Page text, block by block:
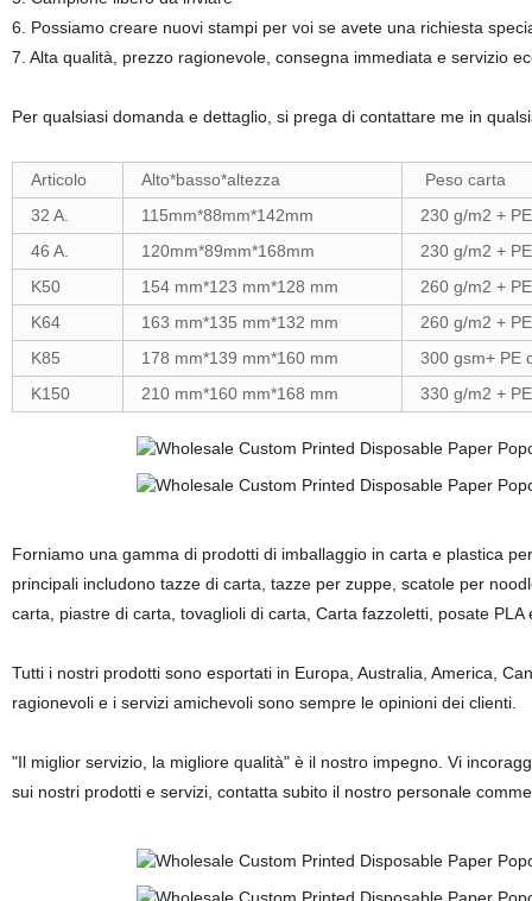
6. Possiamo creare nuovi stampi per voi se avete una richiesta
7. Alta qualità, prezzo ragionevole, consegna immediata e servizio
Per qualsiasi domanda e dettaglio, si prega di contattare me in
Articolo Alto*basso*altezza
Peso carta
32 A.
115mm*88mm*142mm
230 g/m2 +
46 A.
120mm*89mm*168mm
230 g/m2 +
K50
154 mm*123 mm*128 mm
260 g/m2 +
K64
163 mm*135 mm*132 mm
260 g/m2 +
K85
178 mm*139 mm*160 mm
300 gsm+ PE
K150
210 mm*160 mm*168 mm 330 g/m2 +
Forniamo una gamma di prodotti di imballaggio in carta e plastica
principali includono tazze di carta, tazze per zuppe, scatole per
carta, piastre di carta, tovaglioli di carta, Carta fazzoletti, posate PLA
Tutti i nostri prodotti sono esportati in Europa, Australia, America,
ragionevoli e i servizi amichevoli sono sempre le opinioni dei clienti.
"Il miglior servizio, la migliore qualità" è il nostro impegno. Vi
sui nostri prodotti e servizi, contatta subito il nostro personale